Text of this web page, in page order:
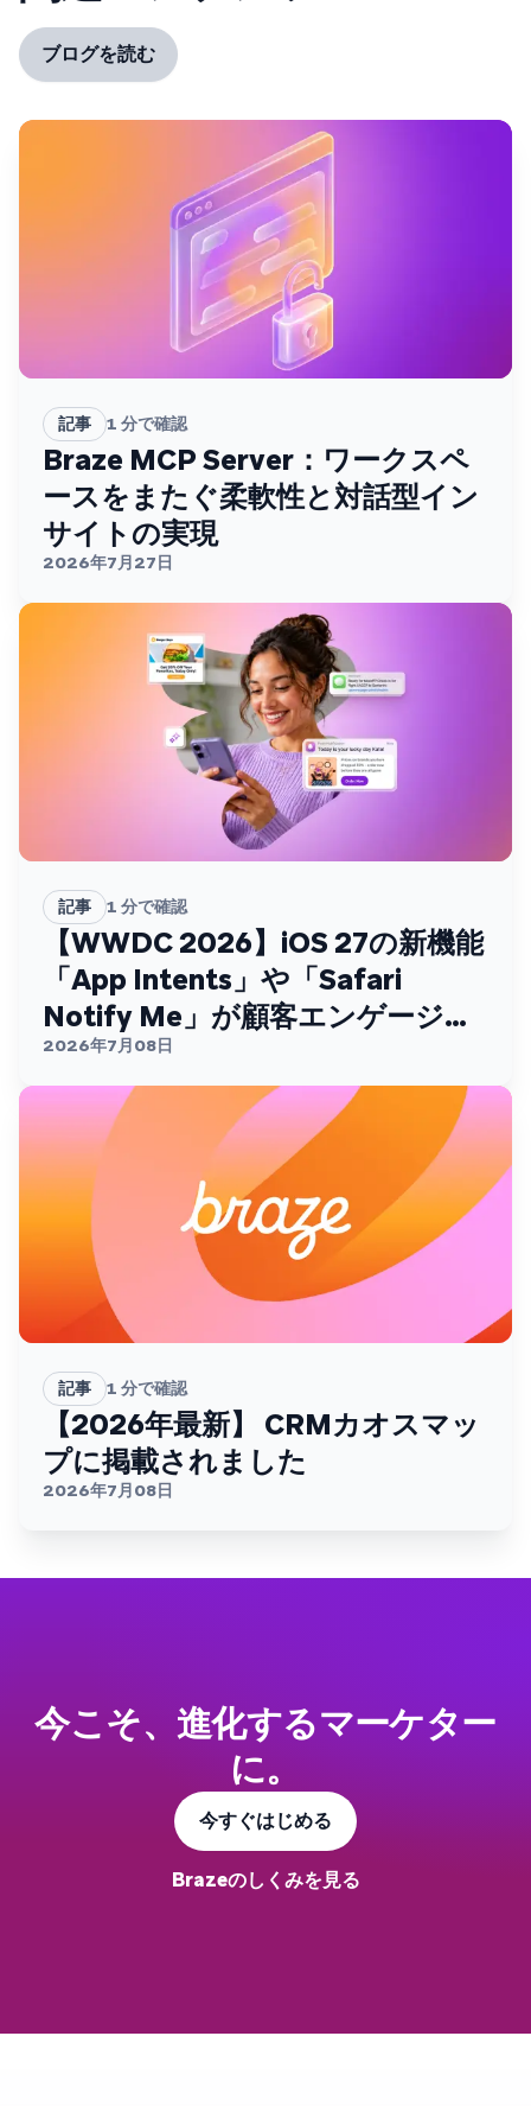
ブログを読む
記事 1 分で確認
Braze MCP Server：ワークスペ
ースをまたぐ柔軟性と対話型イン
サイトの実現
2026年7月27日
記事 1 分で確認
【WWDC 2026】iOS 27の新機能
「App Intents」や「Safari
Notify Me」が顧客エンゲージメ
ントを変える
2026年7月08日
記事 1 分で確認
【2026年最新】 CRMカオスマッ
プに掲載されました
2026年7月08日
今こそ、進化するマーケター
に。
今すぐはじめる
Brazeのしくみを見る